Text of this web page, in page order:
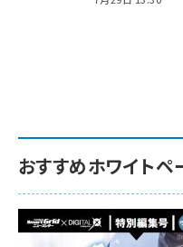
おすすめホワイトペ
環境対策、
次世代通信